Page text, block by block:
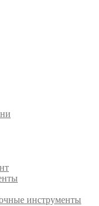
инструменты